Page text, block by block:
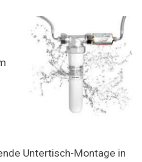
Untertisch-Montage in